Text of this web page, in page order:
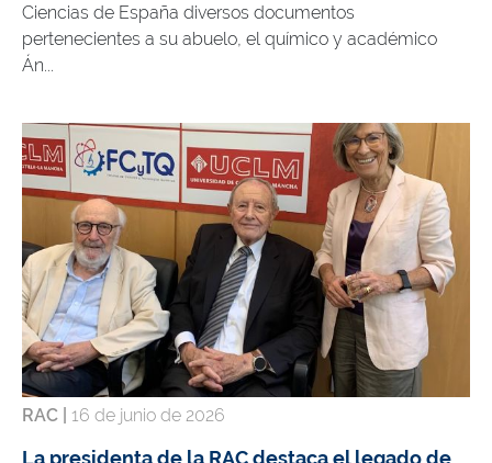
Ciencias de España diversos documentos
pertenecientes a su abuelo, el químico y académico
Án...
RAC | 16 de junio de 2026
La presidenta de la RAC destaca el legado de